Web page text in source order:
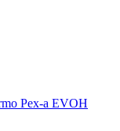
Pex-a EVOH